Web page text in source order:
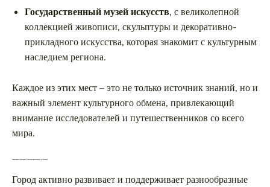
Государственный музей искусств, с великолепной
коллекцией живописи, скульптуры и декоративно-
прикладного искусства, которая знакомит с культурным
наследием региона.
Каждое из этих мест – это не только источник знаний, но и
важный элемент культурного обмена, привлекающий
внимание исследователей и путешественников со всего
мира.
Современные культурные события, происходящие в Ташкенте
Город активно развивает и поддерживает разнообразные